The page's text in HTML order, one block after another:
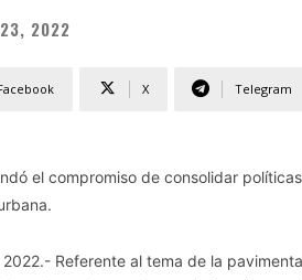
2022
X Telegram
el compromiso de consolidar
Referente al tema de la